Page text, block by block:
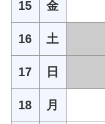
15 金
16 土
17 日
18 月